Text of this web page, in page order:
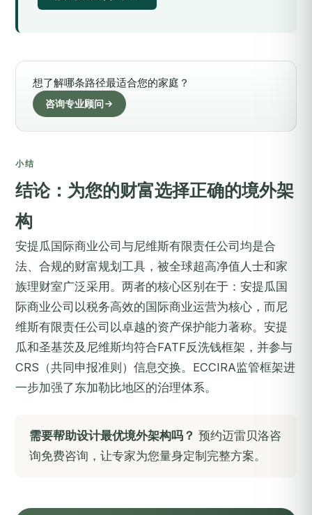
想了解哪条路径最适合您的家庭？
咨询专业顾问
小结
结论：为您的财富选择正确的境外架
构
安提瓜国际商业公司与尼维斯有限责任公司均是合
法、合规的财富规划工具，被全球超高净值人士和家
族理财室广泛采用。两者的核心区别在于：安提瓜国
际商业公司以税务高效的国际商业运营为核心，而尼
维斯有限责任公司以卓越的资产保护能力著称。安提
瓜和圣基茨及尼维斯均符合FATF反洗钱框架，并参与
CRS（共同申报准则）信息交换。 ECCIRA监管框架进
一步加强了东加勒比地区的治理体系。
需要帮助设计最优境外架构吗？ 预约迈雷贝洛咨
询免费咨询 ，让专家为您量身定制完整方案。